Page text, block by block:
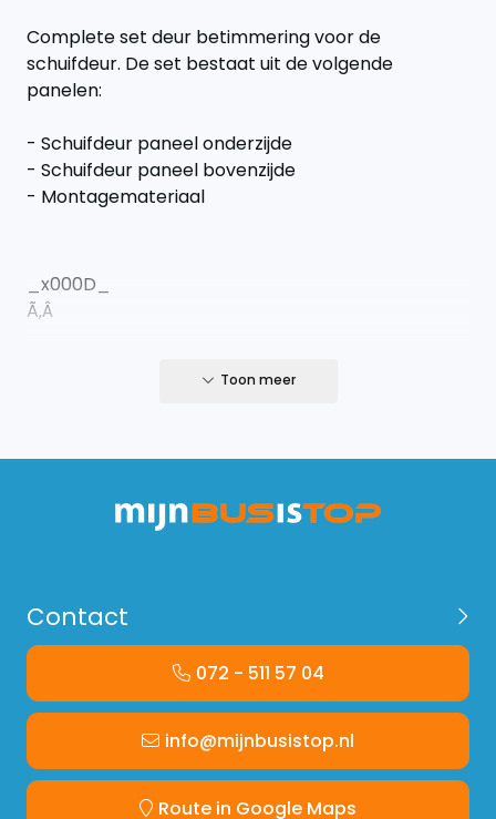
Complete set deur betimmering voor de
schuifdeur. De set bestaat uit de volgende
panelen:
- Schuifdeur paneel onderzijde
- Schuifdeur paneel bovenzijde
- Montagemateriaal
_x000D_
Ã‚Â
Toon meer
Contact
072 - 511 57 04
info@mijnbusistop.nl
Route in Google Maps